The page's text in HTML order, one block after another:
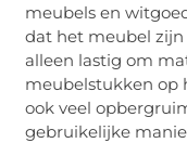
meubels en
dat het meubel
alleen lastig om
meubelstukken op
ook veel
gebruikelijke